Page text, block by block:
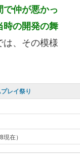
で仲が悪かっ
時の開発の舞
は、その模様
レイ祭り
在）